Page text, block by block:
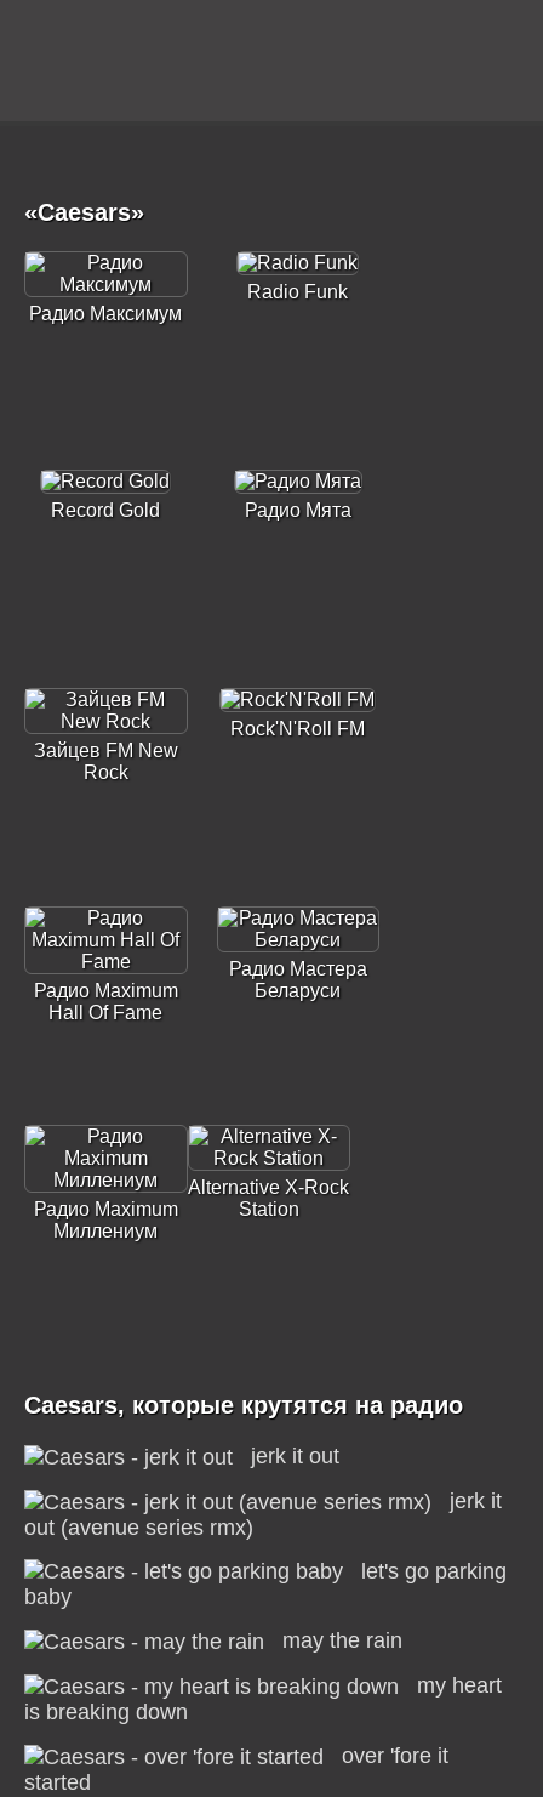
«Caesars»
Радио Максимум
Radio Funk
Record Gold Радио Мята
Зайцев FM New
Rock
Rock'N'Roll FM
Радио Maximum
Hall Of Fame
Радио Мастера
Беларуси
Радио Maximum
Миллениум
Alternative X-Rock
Station
Caesars, которые крутятся на радио
jerk it out
jerk it
out (avenue series rmx)
let's go parking
baby
may the rain
my heart
is breaking down
over 'fore it
started